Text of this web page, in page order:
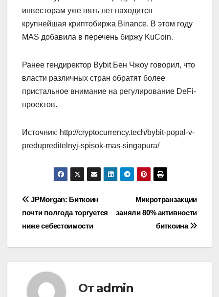
инвесторам уже пять лет находится
крупнейшая криптобиржа Binance. В этом году
MAS добавила в перечень биржу KuCoin.
Ранее гендиректор Bybit Бен Чжоу говорил, что
власти различных стран обратят более
пристальное внимание на регулирование DeFi-
проектов.
Источник: http://cryptocurrency.tech/bybit-popal-v-
predupreditelnyj-spisok-mas-singapura/
Навигация
по
записям
Микротранзакции
заняли 80% активности
биткоина
JPMorgan: Биткоин
почти полгода торгуется
ниже себестоимости
От admin